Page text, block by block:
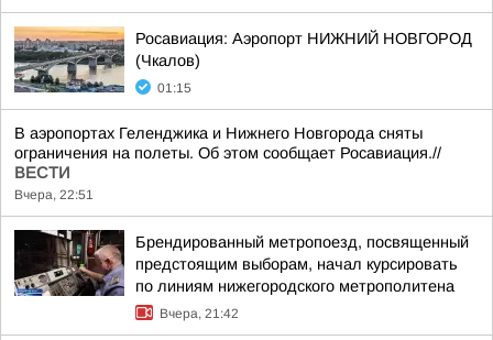
Росавиация: Аэропорт НИЖНИЙ НОВГОРОД
(Чкалов)
01:15
В аэропортах Геленджика и Нижнего Новгорода сняты
ограничения на полеты. Об этом сообщает Росавиация.//
ВЕСТИ
Вчера, 22:51
Брендированный метропоезд, посвященный
предстоящим выборам, начал курсировать
по линиям нижегородского метрополитена
Вчера, 21:42